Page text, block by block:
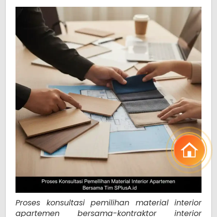
Proses konsultasi pemilihan material interior
apartemen bersama-kontraktor interior